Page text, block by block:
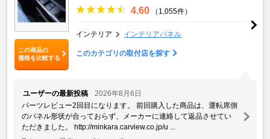
この商品の
価格を比較する
4.60 （1,055件）
インテリア インテリアパネル
このカテゴリの取付店を探す
ユーザーの最新投稿
2026年8月6日
パーツレビュー2回目になります。 前回購入した商品は、運転席側
のパネル形状が合っておらず、メーカーに連絡して返品させてい
ただきました。 http://minkara.carview.co.jp/u ...